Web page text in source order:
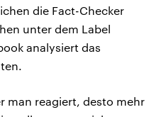
die Fact-Checker
unter dem Label
analysiert das
man reagiert, desto mehr